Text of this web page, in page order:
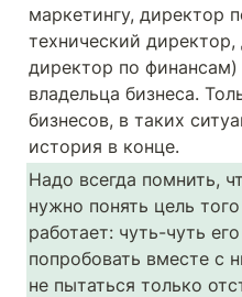
маркетингу, директор
технический
директор по
владельца бизнеса.
бизнесов, в таких
история в конце.
Надо всегда помнить,
нужно понять цель
работает: чуть-чуть
попробовать вместе с
не пытаться только